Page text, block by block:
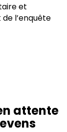
et
l’enquête
attente